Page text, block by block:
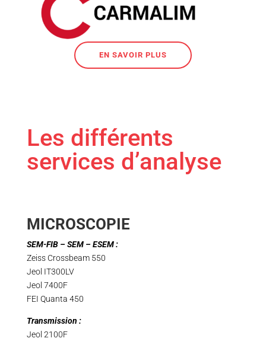
EN SAVOIR PLUS
Les différents
services d’analyse
MICROSCOPIE
SEM-FIB – SEM – ESEM :
Zeiss Crossbeam 550
Jeol IT300LV
Jeol 7400F
FEI Quanta 450
Transmission :
Jeol 2100F